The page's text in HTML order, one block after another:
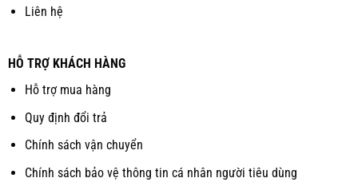
Liên hệ
HỖ TRỢ KHÁCH HÀNG
Hỗ trợ mua hàng
Quy định đổi trả
Chính sách vận chuyển
Chính sách bảo vệ thông tin cá nhân người tiêu dùng